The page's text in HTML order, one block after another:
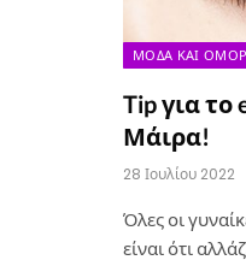
ΜΌΔΑ ΚΑΙ
Tip για
Μάιρα!
28 Ιουλίου 2022
Όλες οι
είναι ότι